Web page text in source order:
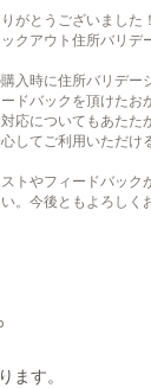
がとうございました！
クアウト住所バリデ
入時に住所バリデー
ドバックを頂けたお
応についてもあたた
してご利用いただけ
トやフィードバック
。今後ともよろしく
ます。